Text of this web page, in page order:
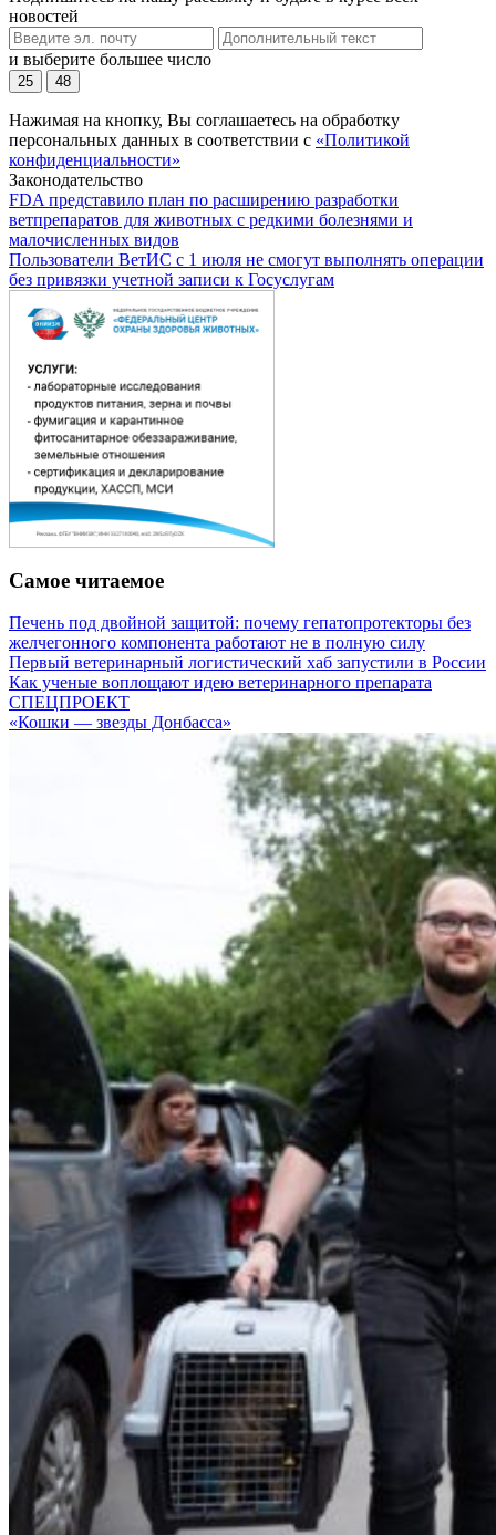
новостей
и выберите большее число
25 48
Нажимая на кнопку, Вы соглашаетесь на обработку
персональных данных в соответствии с «Политикой
конфиденциальности»
Законодательство
FDA представило план по расширению разработки
ветпрепаратов для животных с редкими болезнями и
малочисленных видов
Пользователи ВетИС с 1 июля не смогут выполнять операции
без привязки учетной записи к Госуслугам
Самое читаемое
Печень под двойной защитой: почему гепатопротекторы без
желчегонного компонента работают не в полную силу
Первый ветеринарный логистический хаб запустили в России
Как ученые воплощают идею ветеринарного препарата
СПЕЦПРОЕКТ
«Кошки — звезды Донбасса»